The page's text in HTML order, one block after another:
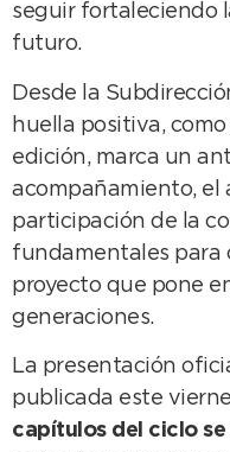
seguir fortaleciendo
futuro.
Desde la
huella positiva,
edición, marca un
acompañamiento, el
participación de la
fundamentales para
proyecto que pone
generaciones.
La presentación
publicada este
capítulos del ciclo